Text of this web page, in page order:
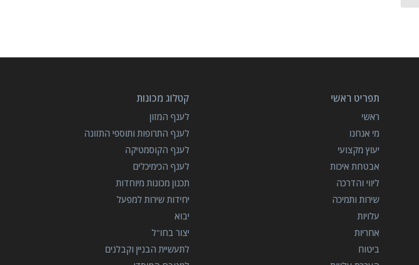
תפריט ראשי
ראשי
מי אנחנו
יעוץ מקצועי
אבטחת איכות
ליווי והדרכה
שירות ותמיכה
עלויות
אחריות
ביטוח
קטלוג מכונות
לענף המזון
לענף התרופות ותוספי התזונה
לענף הקוסמטיקה
לענף הכימיכלים
תכנון מכונות מיוחדות
יחידות שירות למפעל
יבוא
יצור בחו"ל
לתעשיית הבניין וקבלנים